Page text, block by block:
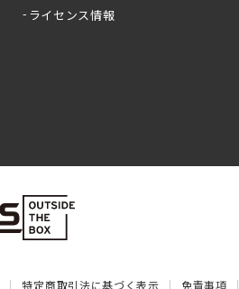
ライセンス情報
特定商取引法に基づく表示 免責事項